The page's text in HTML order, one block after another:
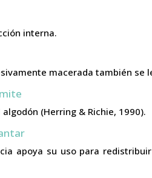
interna.
macerada también se
(Herring & Richie, 1990).
apoya su uso para